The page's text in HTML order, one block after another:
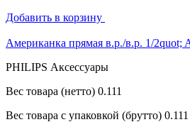
Добавить в корзину
Американка прямая в.р./в.р. 1/2quot;
PHILIPS Аксессуары
Вес товара (нетто) 0.111
Вес товара с упаковкой (брутто) 0.111